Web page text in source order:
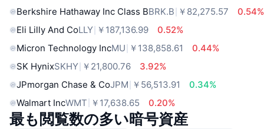
Berkshire Hathaway Inc Class BBRK.B ￥82,275.57
0.54%
Eli Lilly And CoLLY ￥187,136.99
0.52%
Micron Technology IncMU ￥138,858.61
0.44%
SK HynixSKHY ￥21,800.76
3.92%
JPmorgan Chase & CoJPM ￥56,513.91
0.34%
Walmart IncWMT ￥17,638.65 0.20%
最も閲覧数の多い暗号資産